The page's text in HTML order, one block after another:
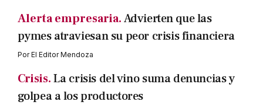
Alerta empresaria.Advierten que las
pymes atraviesan su peor crisis financiera
PorEl Editor Mendoza
Crisis.La crisis del vino suma denuncias y
golpea a los productores